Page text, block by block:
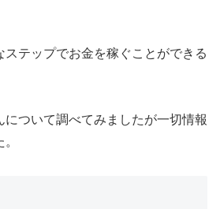
ステップでお金を稼ぐことができる
について調べてみましたが一切情報